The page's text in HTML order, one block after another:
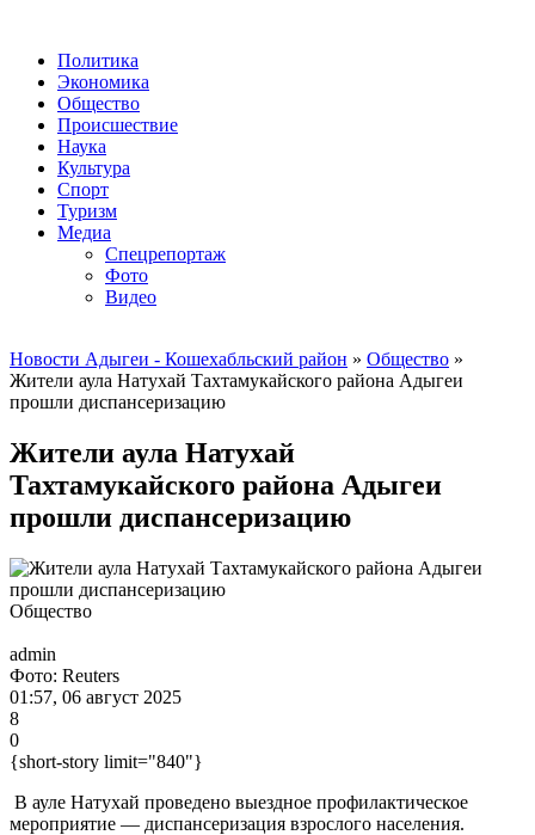
Политика
Экономика
Общество
Происшествие
Наука
Культура
Спорт
Туризм
Медиа
Спецрепортаж
Фото
Видео
Новости Адыгеи - Кошехабльский район » Общество »
Жители аула Натухай Тахтамукайского района Адыгеи
прошли диспансеризацию
Жители аула Натухай
Тахтамукайского района Адыгеи
прошли диспансеризацию
Общество
admin
Фото: Reuters
01:57, 06 август 2025
8
0
{short-story limit="840"}
В ауле Натухай проведено выездное профилактическое
мероприятие — диспансеризация взрослого населения.